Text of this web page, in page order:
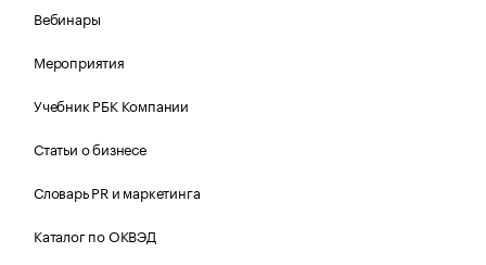
Вебинары
Мероприятия
Учебник РБК Компании
Статьи о бизнесе
Словарь PR и маркетинга
Каталог по ОКВЭД